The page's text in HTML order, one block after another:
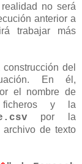
no será
anterior a
trabajar más
del
En él,
el nombre de
ficheros y la
por la
archivo de texto